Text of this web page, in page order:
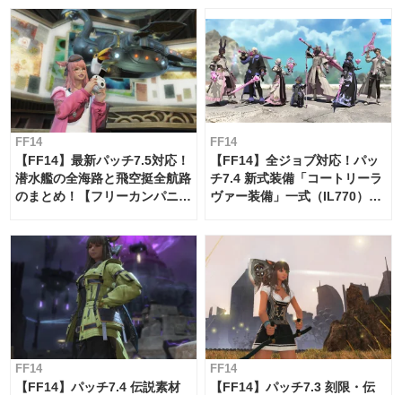
FF14
【FF14】最新パッチ7.5対応！
潜水艦の全海路と飛空挺全航路
のまとめ！【フリーカンパニ
FF14
【FF14】全ジョブ対応！パッ
チ7.4 新式装備「コートリーラ
ヴァー装備」一式（IL770）の
FF14
【FF14】パッチ7.4 伝説素材
FF14
【FF14】パッチ7.3 刻限・伝